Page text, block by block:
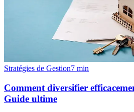
Stratégies de Gestion7 min
Comment diversifier
Guide ultime